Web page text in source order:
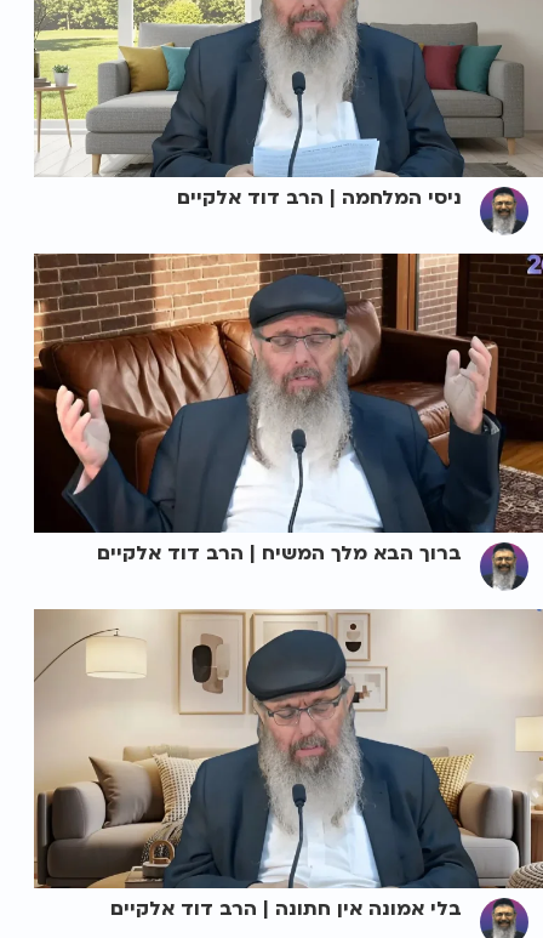
ניסי המלחמה | הרב דוד אלקיים
ברוך הבא מלך המשיח | הרב דוד אלקיים
בלי אמונה אין חתונה | הרב דוד אלקיים